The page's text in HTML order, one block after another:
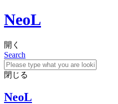
NeoL
開く
Search
閉じる
NeoL